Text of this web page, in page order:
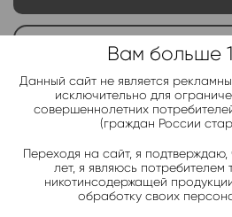
Telegram-канал 2000+
Актуальные новинки и акции
Добавить в избранное
Категории: Жидкость ANNIMA
Вам больше
Данный сайт не является
исключительно для
совершеннолетних
(граждан России
Переходя на сайт, я
лет, я являюсь
никотинсодержащей
обработку своих